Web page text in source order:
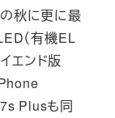
秋に更に最
（有機EL
エンド版
Plusも同